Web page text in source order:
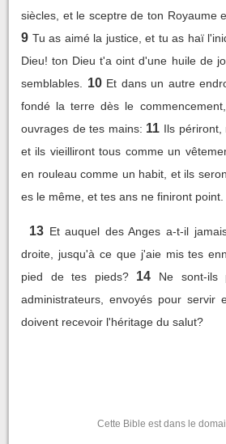
siècles, et le sceptre de ton Royaume
9 Tu as aimé la justice, et tu as haï
Dieu! ton Dieu t'a oint d'une huile de
semblables.
10 Et dans un autre
fondé la terre dès le
ouvrages de tes mains: 11 Ils périront,
et ils vieilliront tous comme un
en rouleau comme un habit, et ils
es le même, et tes ans ne finiront point.
13 Et auquel des Anges a-t-il
droite, jusqu'à ce que j'aie mis tes
pied de tes pieds?
14
Ne sont-ils
administrateurs, envoyés pour servir
doivent recevoir l'héritage du salut?
Cette Bible est dans le